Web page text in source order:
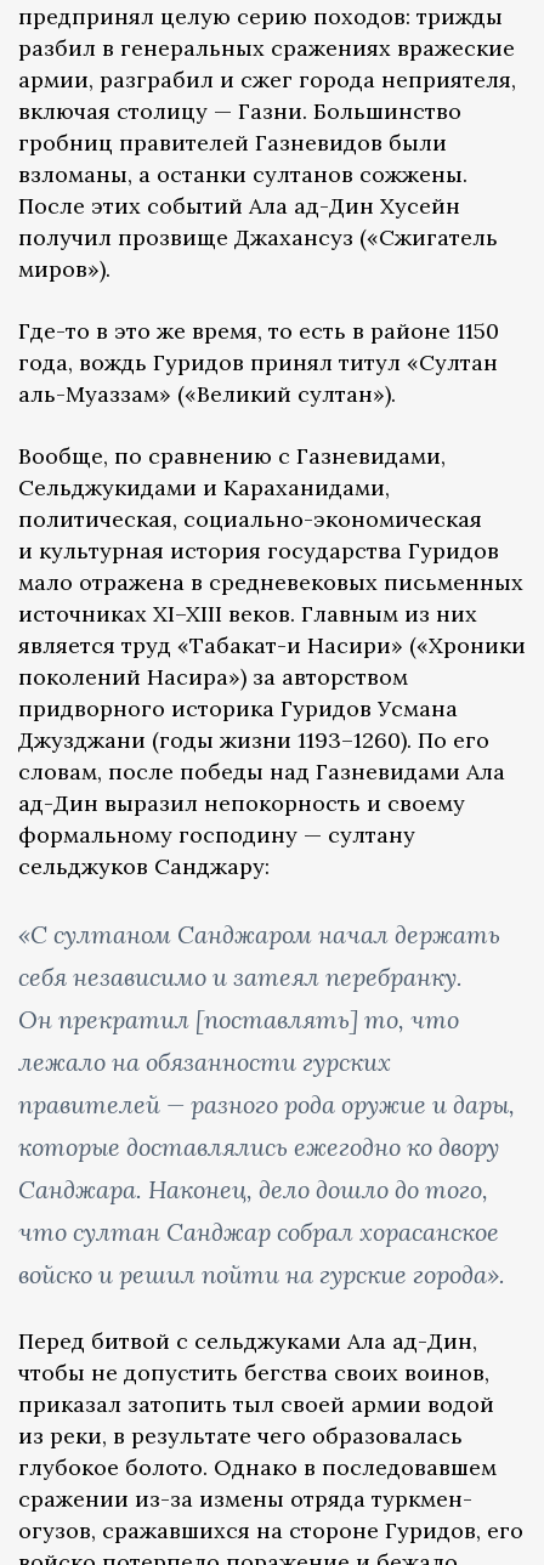
предпринял целую серию походов: трижды
разбил в генеральных сражениях вражеские
армии, разграбил и сжег города неприятеля,
включая столицу — Газни. Большинство
гробниц правителей Газневидов были
взломаны, а останки султанов сожжены.
После этих событий Ала ад-Дин Хусейн
получил прозвище Джахансуз («Сжигатель
миров»).
Где-то в это же время, то есть в районе 1150
года, вождь Гуридов принял титул «Султан
аль-Муаззам» («Великий султан»).
Вообще, по сравнению с Газневидами,
Сельджукидами и Караханидами,
политическая, социально-экономическая
и культурная история государства Гуридов
мало отражена в средневековых письменных
источниках XI–XIII веков. Главным из них
является труд «Табакат-и Насири» («Хроники
поколений Насира») за авторством
придворного историка Гуридов Усмана
Джузджани (годы жизни 1193–1260). По его
словам, после победы над Газневидами Ала
ад-Дин выразил непокорность и своему
формальному господину — султану
сельджуков Санджару:
«С султаном Санджаром начал держать
себя независимо и затеял перебранку.
Он прекратил [поставлять] то, что
лежало на обязанности гурских
правителей — разного рода оружие и дары,
которые доставлялись ежегодно ко двору
Санджара. Наконец, дело дошло до того,
что султан Санджар собрал хорасанское
войско и решил пойти на гурские города».
Перед битвой с сельджуками Ала ад-Дин,
чтобы не допустить бегства своих воинов,
приказал затопить тыл своей армии водой
из реки, в результате чего образовалась
глубокое болото. Однако в последовавшем
сражении из-за измены отряда туркмен-
огузов, сражавшихся на стороне Гуридов, его